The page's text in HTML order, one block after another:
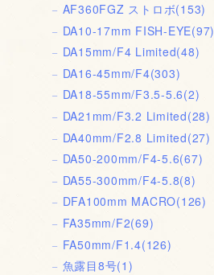
AF360FGZ ストロボ(153)
DA10-17mm FISH-EYE(97)
DA15mm/F4 Limited(48)
DA16-45mm/F4(303)
DA18-55mm/F3.5-5.6(2)
DA21mm/F3.2 Limited(28)
DA40mm/F2.8 Limited(27)
DA50-200mm/F4-5.6(67)
DA55-300mm/F4-5.8(8)
DFA100mm MACRO(126)
FA35mm/F2(69)
FA50mm/F1.4(126)
魚露目8号(1)